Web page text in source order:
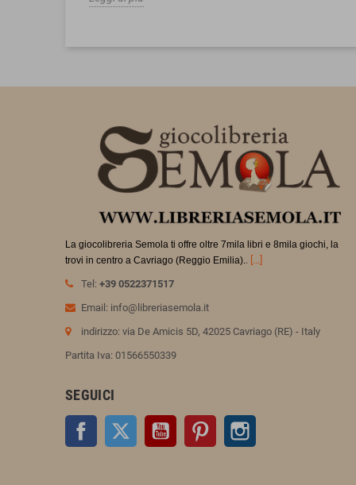
La giocolibreria Semola ti offre oltre 7mila libri e 8mila giochi, la
trovi in centro a Cavriago (Reggio Emilia).. [...]
Tel: +39 0522371517
Email: info@libreriasemola.it
indirizzo: via De Amicis 5D, 42025 Cavriago (RE) - Italy
Partita Iva: 01566550339
SEGUICI
Facebook Twitter YouTube Pinterest